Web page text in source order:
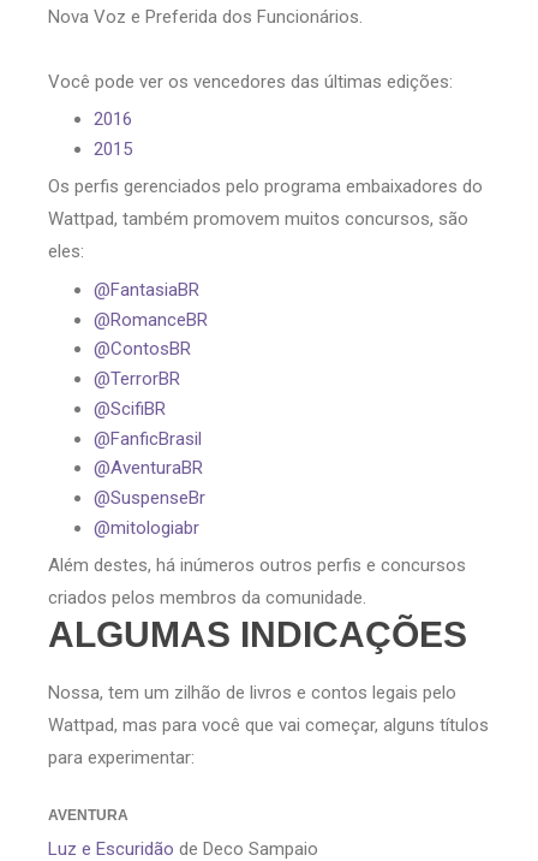
Nova Voz e Preferida dos Funcionários.
Você pode ver os vencedores das últimas edições:
2016
2015
Os perfis gerenciados pelo programa embaixadores do
Wattpad, também promovem muitos concursos, são
eles:
@FantasiaBR
@RomanceBR
@ContosBR
@TerrorBR
@ScifiBR
@FanficBrasil
@AventuraBR
@SuspenseBr
@mitologiabr
Além destes, há inúmeros outros perfis e concursos
criados pelos membros da comunidade.
ALGUMAS INDICAÇÕES
Nossa, tem um zilhão de livros e contos legais pelo
Wattpad, mas para você que vai começar, alguns títulos
para experimentar:
AVENTURA
Luz e Escuridão de Deco Sampaio